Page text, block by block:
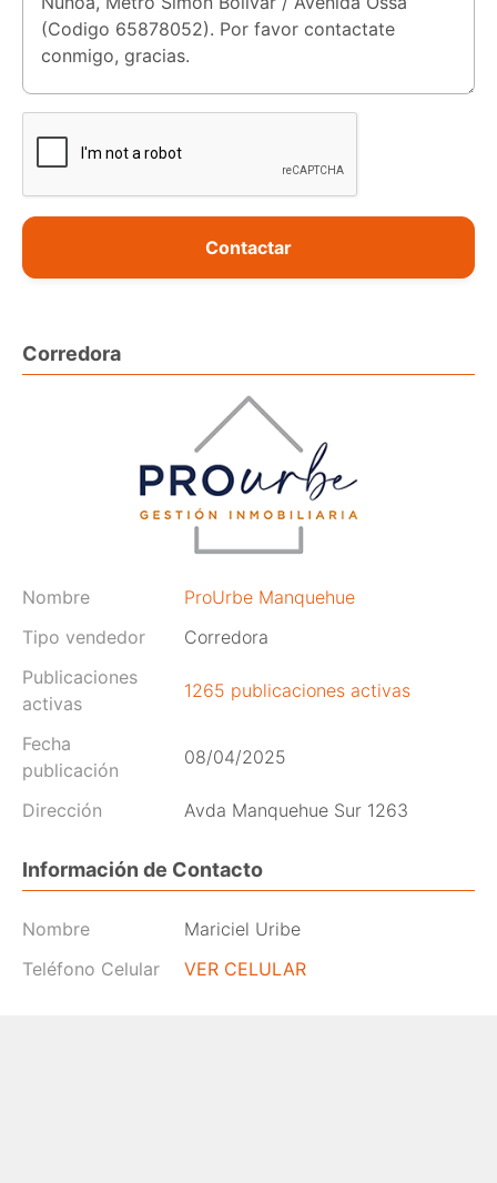
Contactar
Corredora
Nombre
ProUrbe Manquehue
Tipo vendedor
Corredora
Publicaciones
activas
1265 publicaciones activas
Fecha
publicación
08/04/2025
Dirección Avda Manquehue Sur 1263
Información de Contacto
Nombre
Mariciel Uribe
Teléfono Celular
VER CELULAR